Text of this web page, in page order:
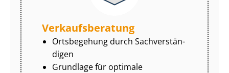
Ver­kaufs­be­ra­tung
Ortsbegehung durch Sach­ver­stän­
di­gen
Grundlage für optimale